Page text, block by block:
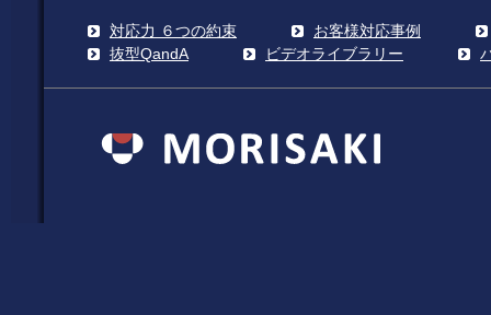
対応力 ６つの約束
お客様対応事例
抜型QandA
ビデオライブラリー